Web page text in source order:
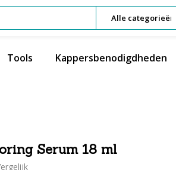
Alle categorieën
Tools Kappersbenodigdheden
Serum 18 ml